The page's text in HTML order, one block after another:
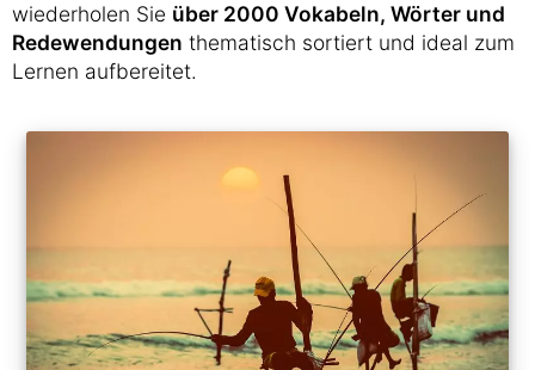
wiederholen Sie über 2000 Vokabeln, Wörter und
Redewendungen thematisch sortiert und ideal zum
Lernen aufbereitet.